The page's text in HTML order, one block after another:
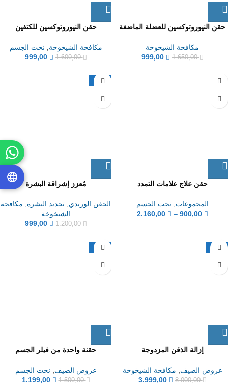
حقن النيوروتوكسين للعضلة الماضغة
مكافحة الشيخوخة
1.650,00
999,00
حقن النيوروتوكسين للكتفين
مكافحة الشيخوخة, نحت الجسم
1.600,00
999,00
حقن علاج علامات التمدد
المجموعات
نحت الجسم
900,00
–
2.160,00
-17%
مُعزز إشراقة البشرة
الحقن الوريدي تجديد البشرة
مكافحة
الشيخوخة
1.200,00
999,00
-50%
إزالة الذقن المزدوجة
عروض الصيف مكافحة الشيخوخة
8.000,00
3.999,00
-20%
حقنة واحدة من فيلر الجسم
عروض الصيف نحت الجسم
1.500,00
1.199,00